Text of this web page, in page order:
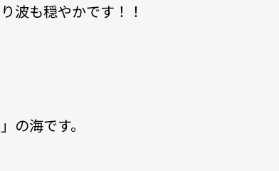
波も穏やかです！！
の海です。